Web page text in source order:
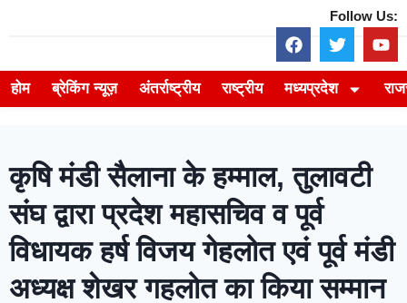
Follow Us:
होम ब्रेकिंग न्यूज़ अंतर्राष्ट्रीय राष्ट्रीय मध्यप्रदेश
कृषि मंडी सैलाना के हम्माल, तुलावटी
संघ द्वारा प्रदेश महासचिव व पूर्व
विधायक हर्ष विजय गेहलोत एवं पूर्व मंडी
अध्यक्ष शेखर गहलोत का किया सम्मान